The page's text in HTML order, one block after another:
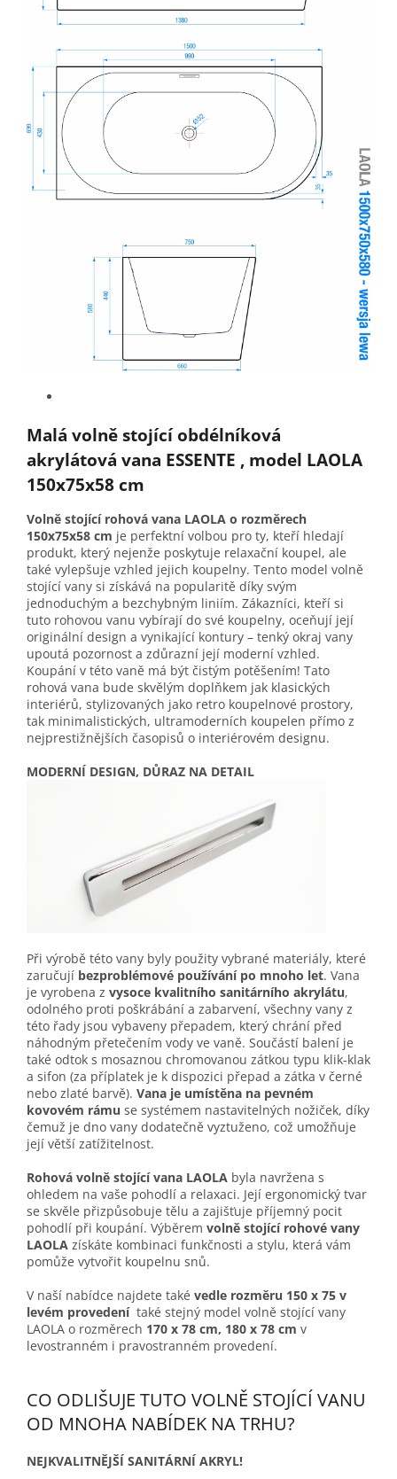
Malá volně stojící obdélníková
akrylátová vana ESSENTE , model LAOLA
150x75x58 cm
Volně stojící rohová vana LAOLA o rozměrech
150x75x58 cm je perfektní volbou pro ty, kteří hledají
produkt, který nejenže poskytuje relaxační koupel, ale
také vylepšuje vzhled jejich koupelny. Tento model volně
stojící vany si získává na popularitě díky svým
jednoduchým a bezchybným liniím. Zákazníci, kteří si
tuto rohovou vanu vybírají do své koupelny, oceňují její
originální design a vynikající kontury – tenký okraj vany
upoutá pozornost a zdůrazní její moderní vzhled.
Koupání v této vaně má být čistým potěšením! Tato
rohová vana bude skvělým doplňkem jak klasických
interiérů, stylizovaných jako retro koupelnové prostory,
tak minimalistických, ultramoderních koupelen přímo z
nejprestižnějších časopisů o interiérovém designu.
MODERNÍ DESIGN, DŮRAZ NA DETAIL
Při výrobě této vany byly použity vybrané materiály, které
zaručují bezproblémové používání po mnoho let. Vana
je vyrobena z vysoce kvalitního sanitárního akrylátu,
odolného proti poškrábání a zabarvení, všechny vany z
této řady jsou vybaveny přepadem, který chrání před
náhodným přetečením vody ve vaně. Součástí balení je
také odtok s mosaznou chromovanou zátkou typu klik-klak
a sifon (za příplatek je k dispozici přepad a zátka v černé
nebo zlaté barvě). Vana je umístěna na pevném
kovovém rámu se systémem nastavitelných nožiček, díky
čemuž je dno vany dodatečně vyztuženo, což umožňuje
její větší zatížitelnost.
Rohová volně stojící vana LAOLA byla navržena s
ohledem na vaše pohodlí a relaxaci. Její ergonomický tvar
se skvěle přizpůsobuje tělu a zajišťuje příjemný pocit
pohodlí při koupání. Výběrem volně stojící rohové vany
LAOLA získáte kombinaci funkčnosti a stylu, která vám
pomůže vytvořit koupelnu snů.
V naší nabídce najdete také vedle rozměru 150 x 75 v
levém provedení také stejný model volně stojící vany
LAOLA o rozměrech 170 x 78 cm, 180 x 78 cm v
levostranném i pravostranném provedení.
CO ODLIŠUJE TUTO VOLNĚ STOJÍCÍ VANU
OD MNOHA NABÍDEK NA TRHU?
NEJKVALITNĚJŠÍ SANITÁRNÍ AKRYL!